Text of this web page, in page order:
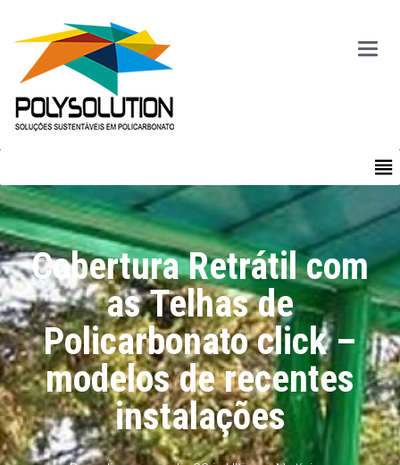
Main
Cobertura Retrátil com
as Telhas de
Policarbonato click –
modelos de recentes
instalações